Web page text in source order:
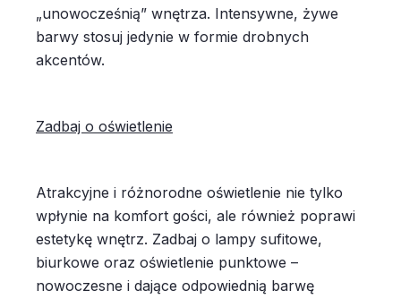
„unowocześnią” wnętrza. Intensywne, żywe
barwy stosuj jedynie w formie drobnych
akcentów.
Zadbaj o oświetlenie
Atrakcyjne i różnorodne oświetlenie nie tylko
wpłynie na komfort gości, ale również poprawi
estetykę wnętrz. Zadbaj o lampy sufitowe,
biurkowe oraz oświetlenie punktowe –
nowoczesne i dające odpowiednią barwę